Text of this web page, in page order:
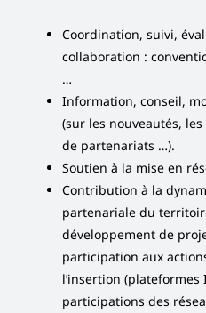
Coordination, suivi,
collaboration :
…
Information, conseil,
(sur les nouveautés,
de partenariats …).
Soutien à la mise en
Contribution à la
partenariale du
développement de
participation aux
l’insertion (plateformes
participations des